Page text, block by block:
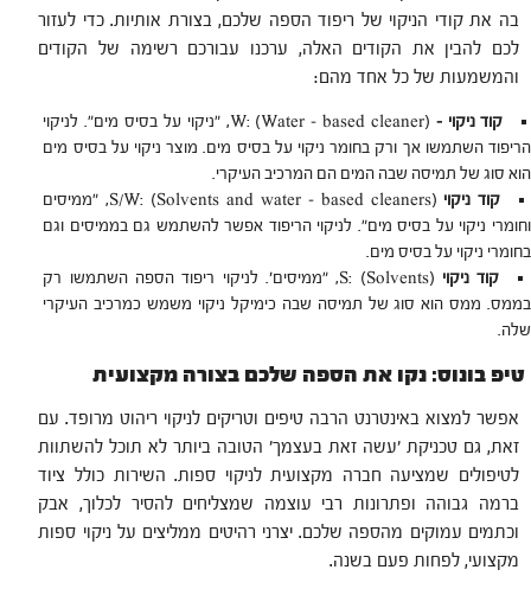
בה את קודי הניקוי של ריפוד הספה שלכם, בצורת אותיות. כדי לעזור
לכם להבין את הקודים האלה, ערכנו עבורכם רשימה של הקודים
והמשמעות של כל אחד מהם:
קוד ניקוי –
W: (Water – based cleaner), ״ניקוי על בסיס מים״. לניקוי
הריפוד השתמשו אך ורק בחומר ניקוי על בסיס מים. מוצר ניקוי על בסיס מים
הוא סוג של תמיסה שבה המים הם המרכיב העיקרי.
קוד ניקוי
S/W: (Solvents and water – based cleaners), ״ממיסים
וחומרי ניקוי על בסיס מים״. לניקוי הריפוד אפשר להשתמש גם בממיסים וגם
בחומרי ניקוי על בסיס מים.
קוד ניקוי
S: (Solvents), ״ממיסים׳. לניקוי ריפוד הספה השתמשו רק
בממס. ממס הוא סוג של תמיסה שבה כימיקל ניקוי משמש כמרכיב העיקרי
שלה.
טיפ בונוס: נקו את הספה שלכם בצורה מקצועית
אפשר למצוא באינטרנט הרבה טיפים וטריקים לניקוי ריהוט מרופד. עם
זאת, גם טכניקת ׳עשה זאת בעצמך׳ הטובה ביותר לא תוכל להשתוות
לטיפולים שמציעה חברה מקצועית לניקוי ספות. השירות כולל ציוד
ברמה גבוהה ופתרונות רבי עוצמה שמצליחים להסיר לכלוך, אבק
וכתמים עמוקים מהספה שלכם. יצרני רהיטים ממליצים על ניקוי ספות
מקצועי, לפחות פעם בשנה.